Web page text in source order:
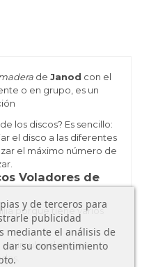
de Janod con el
o en grupo, es un
los discos? Es sencillo:
el disco a las diferentes
el máximo número de
Voladores de
porque tiene varios
el mayor
y de terceros para
publicidad
mediante el análisis de
dar su consentimiento